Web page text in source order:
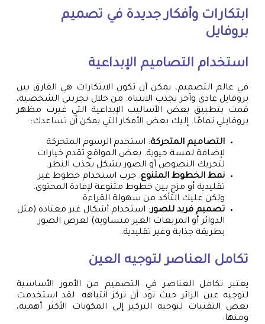
ابتكارات وأفكار جديدة في تصميم
بروفايل
استخدام التصاميم الإبداعية
في عالم التصميم، يمكن أن تكون الابتكارات هي الفارق بين
بروفايل عادي وآخر يجذب الانتباه. من خلال تجربتي الشخصية،
قمت بتطبيق بعض الأساليب الإبداعية التي غيرت مظهر
بروفايلي تمامًا. إليك بعض الأفكار التي يمكن أن تساعدك:
التصاميم المتحركة: استخدم الرسوم المتحركة
لإضافة لمسة حيوية. بعض المواقع تقدم خيارات
لتحريك النصوص أو الصور بشكل يجذب النظر.
نمط الخطوط المتنوع: جرب استخدام خطوط غير
تقليدية أو مزج بين خطوط متنوعة لإفادة المحتوى.
ولكن عليك التأكد من سهولة القراءة.
تصميم فريد للصور: استخدام أشكال غير معتادة (مثل
الدوائر أو المربعات الغير متساوية) لعرض الصور
بطريقة جذابة وغير تقليدية.
تكامل العناصر لتوجيه العين
يعتبر تكامل العناصر في التصميم من الأمور الأساسية
لتوجيه عين الزائر حيث تود أن تركز انتباهه. لقد استخدمت
بعض التقنيات لتوجيه التركيز إلى المكونات الأكثر أهمية،
ومنها: